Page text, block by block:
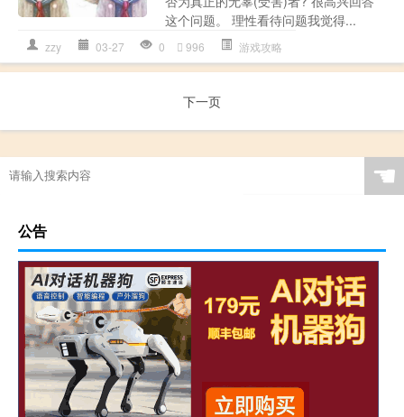
这个问题。 理性看待问题我觉得...
zzy 03-27 0 996 游戏攻略
下一页
☚
公告